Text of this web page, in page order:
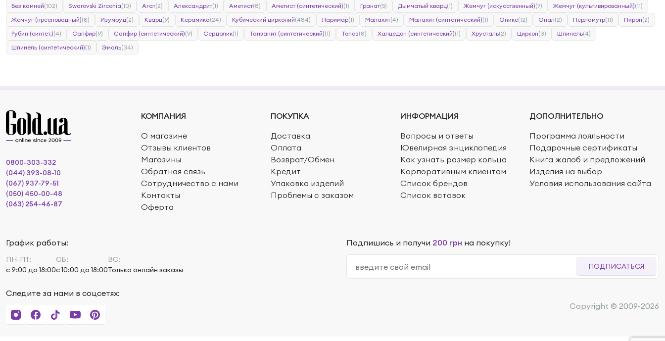
Без камней(102) Swarovski Zirconia(10) Агат(2) Александрит(1) Аметист(8) Аметист (синтетический)(1) Гранат(5) Дымчатый кварц(1) Жемчуг (искусственный)(7) Жемчуг (культивированный)(11)
Жемчуг (пресноводный)(8) Изумруд(2) Кварц(9) Керамика(24) Кубический цирконий(484) Ларимар(1) Малахит(4) Малахит (синтетический)(1) Оникс(12) Опал(2) Перламутр(11) Пироп(2)
Рубин (синтет.)(4) Сапфир(9) Сапфир (синтетический)(9) Сердолик(1) Танзанит (синтетический)(1) Топаз(8) Халцедон (синтетический)(1) Хрусталь(2) Циркон(3) Шпинель(4)
Шпинель (синтетический)(1) Эмаль(34)
КОМПАНИЯ
О магазине
Отзывы клиентов
Магазины
Обратная связь
Сотрудничество с нами
Контакты
Оферта
ПОКУПКА
Доставка
Оплата
Возврат/Обмен
Кредит
Упаковка изделий
Проблемы с заказом
ИНФОРМАЦИЯ
Вопросы и ответы
Ювелирная энциклопедия
Как узнать размер кольца
Корпоративным клиентам
Список брендов
Список вставок
ДОПОЛНИТЕЛЬНО
Программа лояльности
Подарочные сертификаты
Книга жалоб и предложений
Изделия на выбор
Условия использования сайта
0800-303-332
(044) 393-08-10
(067) 937-79-51
(050) 450-00-48
(063) 254-46-87
График работы:
ПН-ПТ:
с 9:00 до 18:00
СБ:
с 10:00 до 18:00
ВС:
Только онлайн заказы
Подпишись и получи 200 грн на покупку!
ПОДПИСАТЬСЯ
Следите за нами в соцсетях:
Copyright © 2009-2026